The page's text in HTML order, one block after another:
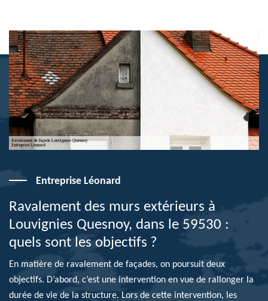
Entreprise Léonard
Ravalement des murs extérieurs à
Louvignies Quesnoy, dans le 59530 :
quels sont les objectifs ?
En matière de ravalement de façades, on poursuit deux
objectifs. D’abord, c’est une intervention en vue de rallonger la
durée de vie de la structure. Lors de cette intervention, les